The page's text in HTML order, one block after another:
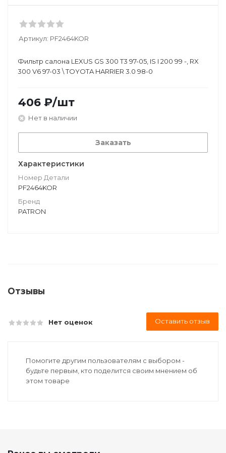
Артикул: PF2464KOR
Фильтр салона LEXUS GS 300 T3 97-05, IS I 200 99 -, RX
300 V6 97-03 \ TOYOTA HARRIER 3.0 98-0
406 ₽/шт
Нет в наличии
Заказать
Характеристики
Номер Детали
PF2464KOR
Бренд
PATRON
Отзывы
Нет оценок Оставить отзыв
Помогите другим пользователям с выбором -
будьте первым, кто поделится своим мнением об
этом товаре